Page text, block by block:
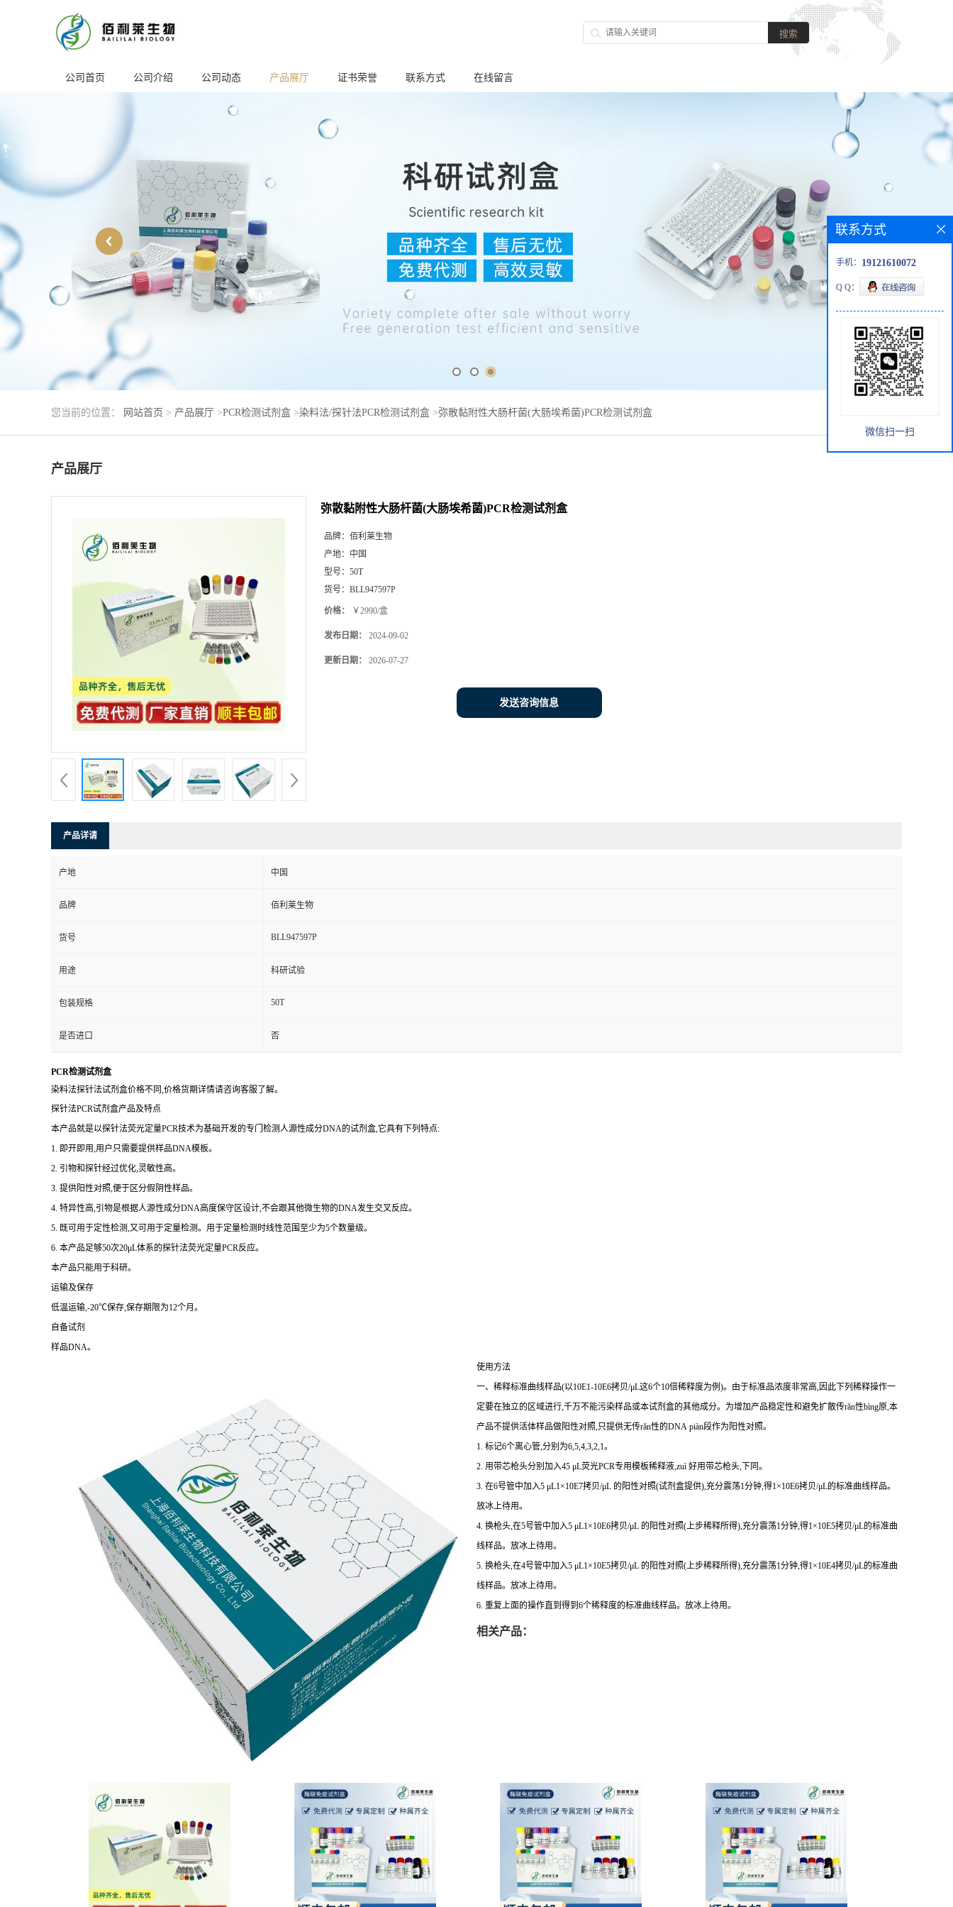
公司首页 公司介绍 公司动态 产品展厅 证书荣誉 联系方式 在线留言
您当前的位置： 网站首页 > 产品展厅 >PCR检测试剂盒 >染料法/探针法PCR检测试剂盒 >弥散黏附性大肠杆菌(大肠埃希菌)PCR检测试剂盒
产品展厅
弥散黏附性大肠杆菌(大肠埃希菌)PCR检测试剂盒
品牌： 佰利莱生物
产地： 中国
型号： 50T
货号： BLL947597P
价格： ￥2990/盒
发布日期： 2024-09-02
更新日期： 2026-07-27
发送咨询信息
产品详请
产地 中国
品牌 佰利莱生物
货号 BLL947597P
用途 科研试验
包装规格 50T
是否进口 否
PCR检测试剂盒
染料法探针法试剂盒价格不同,价格货期详情请咨询客服了解。
探针法PCR试剂盒产品及特点
本产品就是以探针法荧光定量PCR技术为基础开发的专门检测人源性成分DNA的试剂盒,它具有下列特点:
1. 即开即用,用户只需要提供样品DNA模板。
2. 引物和探针经过优化,灵敏性高。
3. 提供阳性对照,便于区分假阴性样品。
4. 特异性高,引物是根据人源性成分DNA高度保守区设计,不会跟其他微生物的DNA发生交叉反应。
5. 既可用于定性检测,又可用于定量检测。用于定量检测时线性范围至少为5个数量级。
6. 本产品足够50次20μL体系的探针法荧光定量PCR反应。
本产品只能用于科研。
运输及保存
低温运输,-20℃保存,保存期限为12个月。
自备试剂
样品DNA。
使用方法
一、稀释标准曲线样品(以10E1-10E6拷贝/μL这6个10倍稀释度为例)。由于标准品浓度非常高,因此下列稀释操作一
定要在独立的区域进行,千万不能污染样品或本试剂盒的其他成分。为增加产品稳定性和避免扩散传rǎn性bìng原,本
产品不提供活体样品做阳性对照,只提供无传rǎn性的DNA piàn段作为阳性对照。
1. 标记6个离心管,分别为6,5,4,3,2,1。
2. 用带芯枪头分别加入45 μL荧光PCR专用模板稀释液,zuì 好用带芯枪头,下同。
3. 在6号管中加入5 μL1×10E7拷贝/μL 的阳性对照(试剂盒提供),充分震荡1分钟,得1×10E6拷贝/μL的标准曲线样品。
放冰上待用。
4. 换枪头,在5号管中加入5 μL1×10E6拷贝/μL 的阳性对照(上步稀释所得),充分震荡1分钟,得1×10E5拷贝/μL的标准曲
线样品。放冰上待用。
5. 换枪头,在4号管中加入5 μL1×10E5拷贝/μL 的阳性对照(上步稀释所得),充分震荡1分钟,得1×10E4拷贝/μL的标准曲
线样品。放冰上待用。
6. 重复上面的操作直到得到6个稀释度的标准曲线样品。放冰上待用。
相关产品：
联系方式
手机： 19121610072
Q Q：
微信扫一扫